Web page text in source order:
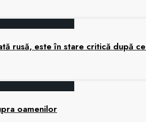
rusă, este în stare critică după
oamenilor